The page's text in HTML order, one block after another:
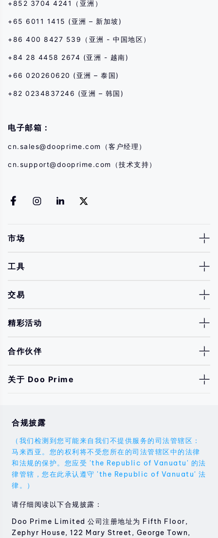
+852 3704 4241（亚洲）
+65 6011 1415 (亚洲 – 新加坡)
+86 400 8427 539（亚洲 - 中国地区）
+84 28 4458 2674 (亚洲 - 越南)
+66 020260620 (亚洲 – 泰国)
+82 0234837246 (亚洲 – 韩国)
电子邮箱：
cn.sales@dooprime.com （客户经理）
cn.support@dooprime.com （技术支持）
市场
工具
交易
精彩活动
合作伙伴
关于 Doo Prime
合规披露
（我们检测到您可能来自我们不提供服务的司法管辖区：
马来西亚。您的权利将不受您所在的司法管辖区中的法律
和法规的保护。您应受 'the Republic of Vanuatu' 的法
律管辖，您在此承认遵守 'the Republic of Vanuatu' 法
律。）
请仔细阅读以下合规披露：
Doo Prime Limited 公司注册地址为 Fifth Floor,
Zephyr House, 122 Mary Street, George Town,